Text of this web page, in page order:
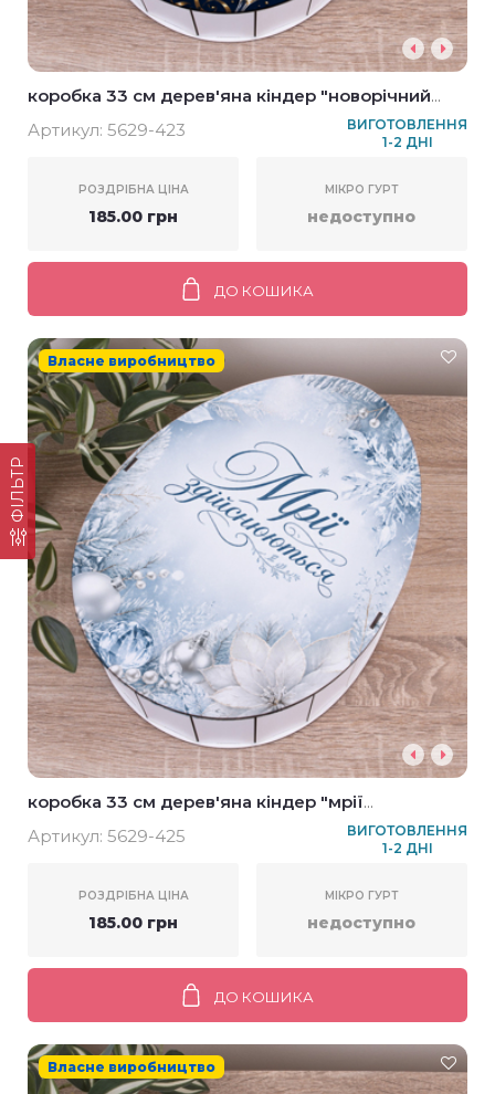
ФІЛЬТР
коробка 33 см дерев'яна кіндер "новорічний
настрій" у новорічному дизайні
Артикул: 5629-423
ВИГОТОВЛЕННЯ
1-2 ДНІ
РОЗДРІБНА ЦІНА
185.00 грн
МІКРО ГУРТ
недоступно
ДО КОШИКА
Власне виробництво
коробка 33 см дерев'яна кіндер "мрії
здійснюються!" у новорічному дизайні
Артикул: 5629-425
ВИГОТОВЛЕННЯ
1-2 ДНІ
РОЗДРІБНА ЦІНА
185.00 грн
МІКРО ГУРТ
недоступно
ДО КОШИКА
Власне виробництво